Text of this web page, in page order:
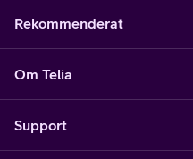
Rekommenderat
Om Telia
Support